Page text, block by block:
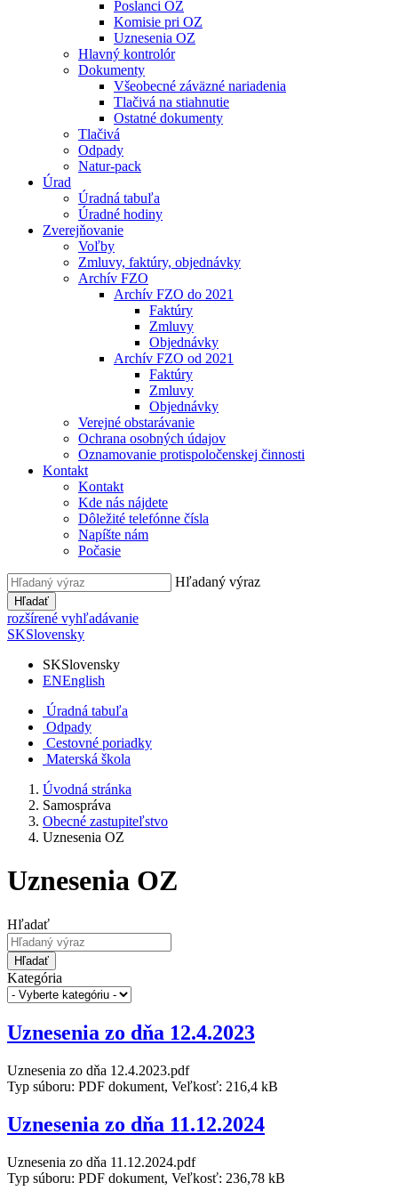
Poslanci OZ
Komisie pri OZ
Uznesenia OZ
Hlavný kontrolór
Dokumenty
Všeobecné záväzné nariadenia
Tlačivá na stiahnutie
Ostatné dokumenty
Tlačivá
Odpady
Natur-pack
Úrad
Úradná tabuľa
Úradné hodiny
Zverejňovanie
Voľby
Zmluvy, faktúry, objednávky
Archív FZO
Archív FZO do 2021
Faktúry
Zmluvy
Objednávky
Archív FZO od 2021
Faktúry
Zmluvy
Objednávky
Verejné obstarávanie
Ochrana osobných údajov
Oznamovanie protispoločenskej činnosti
Kontakt
Kontakt
Kde nás nájdete
Dôležité telefónne čísla
Napíšte nám
Počasie
Hľadaný výraz
Hľadať
rozšírené vyhľadávanie
SKSlovensky
SKSlovensky
ENEnglish
Úradná tabuľa
Odpady
Cestovné poriadky
Materská škola
Úvodná stránka
Samospráva
Obecné zastupiteľstvo
Uznesenia OZ
Uznesenia OZ
Hľadať
Hľadať
Kategória
Uznesenia zo dňa 12.4.2023
Uznesenia zo dňa 12.4.2023.pdf
Typ súboru: PDF dokument, Veľkosť: 216,4 kB
Uznesenia zo dňa 11.12.2024
Uznesenia zo dňa 11.12.2024.pdf
Typ súboru: PDF dokument, Veľkosť: 236,78 kB